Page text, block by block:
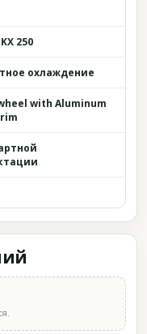
250
охлаждение
with Aluminum